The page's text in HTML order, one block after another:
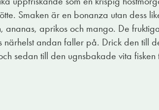
Smaken är en bonanza utan dess
ananas, aprikos och mango. De
närhelst andan faller på. Drick den till
sedan till den ugnsbakade vita